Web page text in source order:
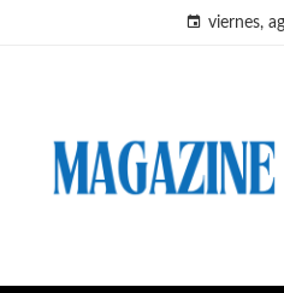
viernes,